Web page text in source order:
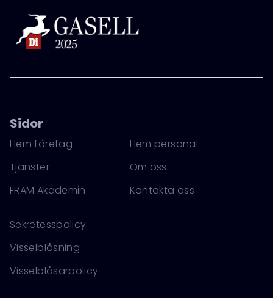
Sidor
Hem företag
Tjänster
FRAM Akademin
Hem personal
Om oss
Kontakta oss
Sekretesspolicy
Visselblåsning
Visselblåsarpolicy